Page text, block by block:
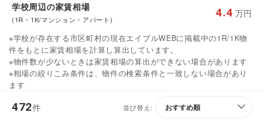
学校周辺の家賃相場
(1R・1K/マンション・アパート)
4.4 万円
※学校が存在する市区町村の現在エイブルWEBに掲載中の1R/1K物
件をもとに家賃相場を計算し算出しています。
※物件数が少ないときは家賃相場の算出ができない場合があります
※相場の絞りこみ条件は、物件の検索条件と一致しない場合があり
ます
472件 並び替え: